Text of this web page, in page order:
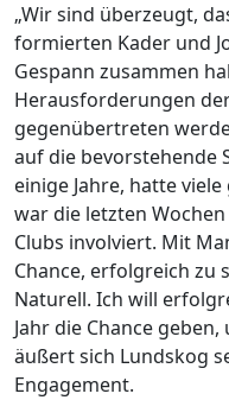
„Wir sind überzeugt,
formierten Kader und
Gespann zusammen
Herausforderungen
gegenübertreten
auf die bevorstehende
einige Jahre, hatte
war die letzten
Clubs involviert. Mit
Chance, erfolgreich zu
Naturell. Ich will
Jahr die Chance
äußert sich Lundskog
Engagement.